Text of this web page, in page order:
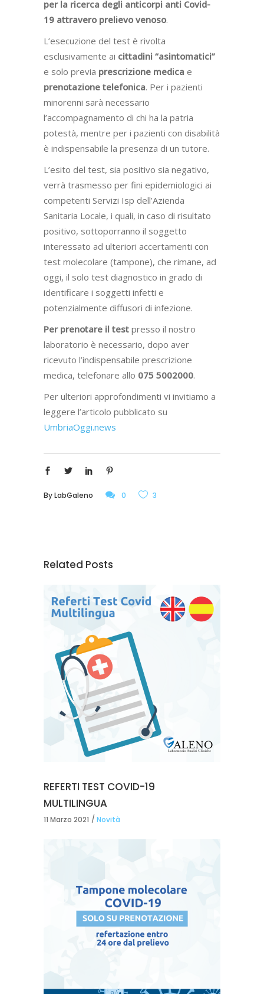
per la ricerca degli anticorpi anti Covid-
19 attravero prelievo venoso.
L’esecuzione del test è rivolta
esclusivamente ai cittadini “asintomatici”
e solo previa prescrizione medica e
prenotazione telefonica. Per i pazienti
minorenni sarà necessario
l’accompagnamento di chi ha la patria
potestà, mentre per i pazienti con disabilità
è indispensabile la presenza di un tutore.
L’esito del test, sia positivo sia negativo,
verrà trasmesso per fini epidemiologici ai
competenti Servizi Isp dell’Azienda
Sanitaria Locale, i quali, in caso di risultato
positivo, sottoporranno il soggetto
interessato ad ulteriori accertamenti con
test molecolare (tampone), che rimane, ad
oggi, il solo test diagnostico in grado di
identificare i soggetti infetti e
potenzialmente diffusori di infezione.
Per prenotare il test presso il nostro
laboratorio è necessario, dopo aver
ricevuto l’indispensabile prescrizione
medica, telefonare allo 075 5002000.
Per ulteriori approfondimenti vi invitiamo a
leggere l’articolo pubblicato su
UmbriaOggi.news
ByLabGaleno 0 3
Related Posts
REFERTI TEST COVID-19
MULTILINGUA
11 Marzo 2021 Novità